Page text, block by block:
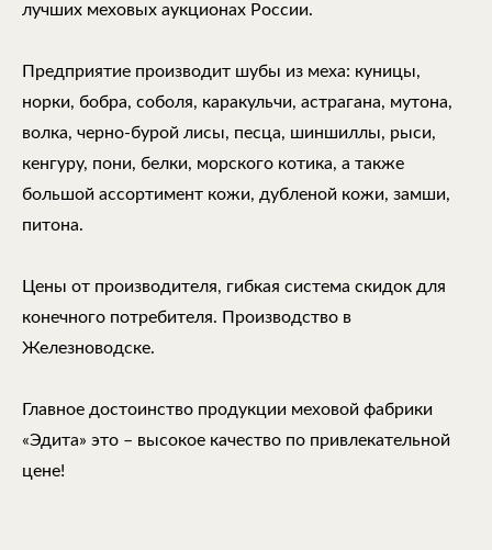
лучших меховых аукционах России.
Предприятие производит шубы из меха: куницы,
норки, бобра, соболя, каракульчи, астрагана, мутона,
волка, черно-бурой лисы, песца, шиншиллы, рыси,
кенгуру, пони, белки, морского котика, а также
большой ассортимент кожи, дубленой кожи, замши,
питона.
Цены от производителя, гибкая система скидок для
конечного потребителя. Производство в
Железноводске.
Главное достоинство продукции меховой фабрики
«Эдита» это – высокое качество по привлекательной
цене!